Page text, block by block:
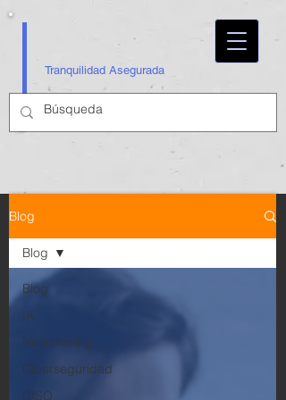
Tranquilidad Asegurada
Blog
Blog
IA
Nearshoring
Ciberseguridad
CISO
Blog